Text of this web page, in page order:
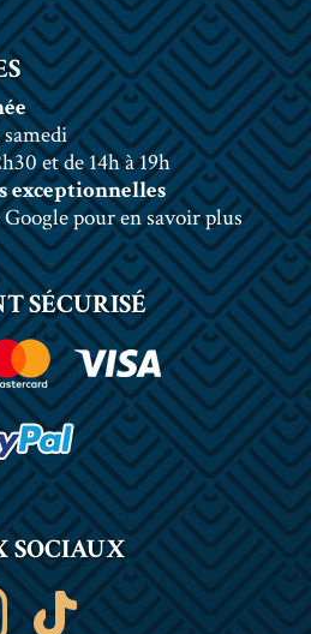
et de 14h à 19h
exceptionnelles
pour en savoir plus
SÉCURISÉ
SOCIAUX